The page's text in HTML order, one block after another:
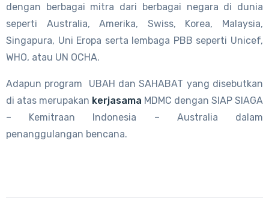
dengan berbagai mitra dari berbagai negara di dunia
seperti Australia, Amerika, Swiss, Korea, Malaysia,
Singapura, Uni Eropa serta lembaga PBB seperti Unicef,
WHO, atau UN OCHA.
Adapun program UBAH dan SAHABAT yang disebutkan
di atas merupakan kerjasama MDMC dengan SIAP SIAGA
– Kemitraan Indonesia – Australia dalam
penanggulangan bencana.